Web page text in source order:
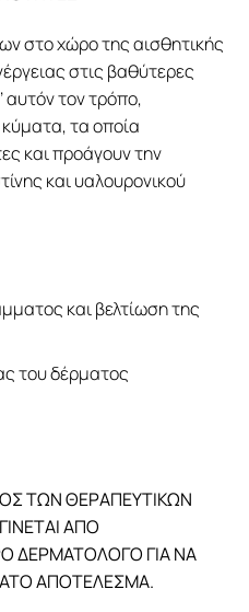
στο χώρο της αισθητικής
στις βαθύτερες
αυτόν τον τρόπο,
τα οποία
και προάγουν την
και υαλουρονικού
και βελτίωση της
του δέρματος
ΤΩΝ ΘΕΡΑΠΕΥΤΙΚΩΝ
ΑΠΟ
ΔΕΡΜΑΤΟΛΟΓΟ ΓΙΑ ΝΑ
ΑΠΟΤΕΛΕΣΜΑ.